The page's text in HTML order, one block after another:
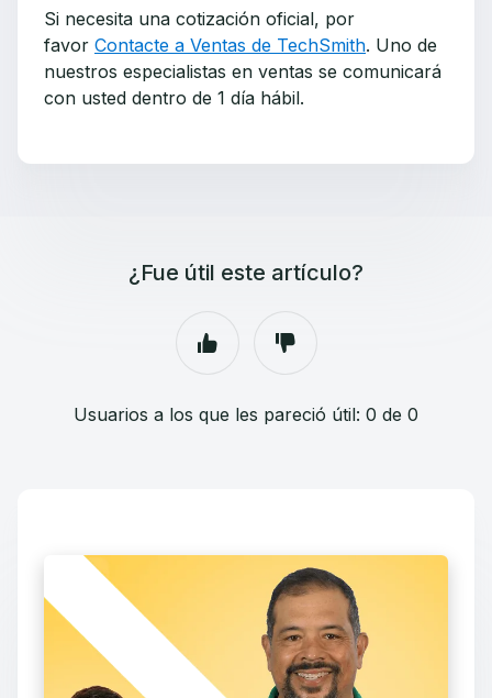
Si necesita una cotización oficial, por
favor Contacte a Ventas de TechSmith. Uno de
nuestros especialistas en ventas se comunicará
con usted dentro de 1 día hábil.
¿Fue útil este artículo?
Usuarios a los que les pareció útil: 0 de 0